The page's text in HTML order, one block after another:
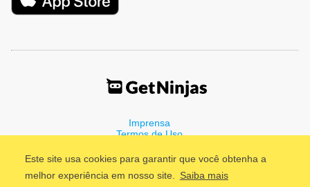
Este site usa cookies para garantir que você obtenha a
melhor experiência em nosso site. Saiba mais
Imprensa
Termos de Uso